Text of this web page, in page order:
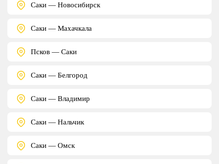
Саки — Новосибирск
Саки — Махачкала
Псков — Саки
Саки — Белгород
Саки — Владимир
Саки — Нальчик
Саки — Омск